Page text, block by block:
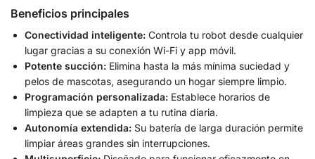
Beneficios principales
Conectividad inteligente: Controla tu robot desde cualquier
lugar gracias a su conexión Wi-Fi y app móvil.
Potente succión: Elimina hasta la más mínima suciedad y
pelos de mascotas, asegurando un hogar siempre limpio.
Programación personalizada: Establece horarios de
limpieza que se adapten a tu rutina diaria.
Autonomía extendida: Su batería de larga duración permite
limpiar áreas grandes sin interrupciones.